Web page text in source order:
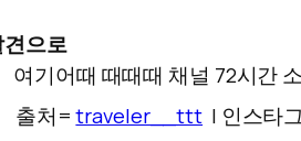
으로
출처=traveler__ttt | 인스타